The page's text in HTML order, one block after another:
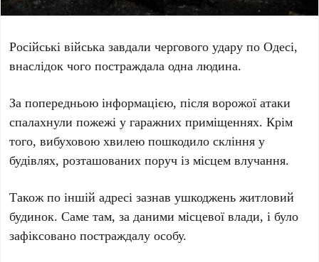
Російські війська завдали чергового удару поОдесі,
внаслідок чого постраждалаодна людина.
За попередньою інформацією, після ворожої атаки
спалахнули пожежі угаражних приміщеннях. Крім
того, вибуховою хвилею пошкодило скління у
будівлях, розташованих поруч із місцем влучання.
Такожпо іншій адресі зазнав ушкоджень житловий
будинок. Саме там, за даними місцевої влади, і було
зафіксовано постраждалу особу.